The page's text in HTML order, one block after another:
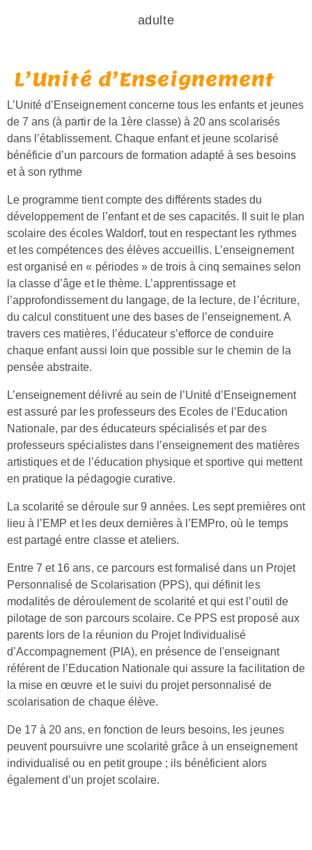
adulte
L’Unité d’Enseignement
L’Unité d’Enseignement concerne tous les enfants et jeunes
de 7 ans (à partir de la 1ère classe) à 20 ans scolarisés
dans l’établissement. Chaque enfant et jeune scolarisé
bénéficie d’un parcours de formation adapté à ses besoins
et à son rythme
Le programme tient compte des différents stades du
développement de l’enfant et de ses capacités. Il suit le plan
scolaire des écoles Waldorf, tout en respectant les rythmes
et les compétences des élèves accueillis. L’enseignement
est organisé en « périodes » de trois à cinq semaines selon
la classe d’âge et le thème. L’apprentissage et
l’approfondissement du langage, de la lecture, de l’écriture,
du calcul constituent une des bases de l’enseignement. A
travers ces matières, l’éducateur s’efforce de conduire
chaque enfant aussi loin que possible sur le chemin de la
pensée abstraite.
L’enseignement délivré au sein de l’Unité d’Enseignement
est assuré par les professeurs des Ecoles de l’Education
Nationale, par des éducateurs spécialisés et par des
professeurs spécialistes dans l’enseignement des matières
artistiques et de l’éducation physique et sportive qui mettent
en pratique la pédagogie curative.
La scolarité se déroule sur 9 années. Les sept premières ont
lieu à l’EMP et les deux dernières à l’EMPro, où le temps
est partagé entre classe et ateliers.
Entre 7 et 16 ans, ce parcours est formalisé dans un Projet
Personnalisé de Scolarisation (PPS), qui définit les
modalités de déroulement de scolarité et qui est l’outil de
pilotage de son parcours scolaire. Ce PPS est proposé aux
parents lors de la réunion du Projet Individualisé
d’Accompagnement (PIA), en présence de l'enseignant
référent de l’Education Nationale qui assure la facilitation de
la mise en œuvre et le suivi du projet personnalisé de
scolarisation de chaque élève.
De 17 à 20 ans, en fonction de leurs besoins, les jeunes
peuvent poursuivre une scolarité grâce à un enseignement
individualisé ou en petit groupe ; ils bénéficient alors
également d’un projet scolaire.